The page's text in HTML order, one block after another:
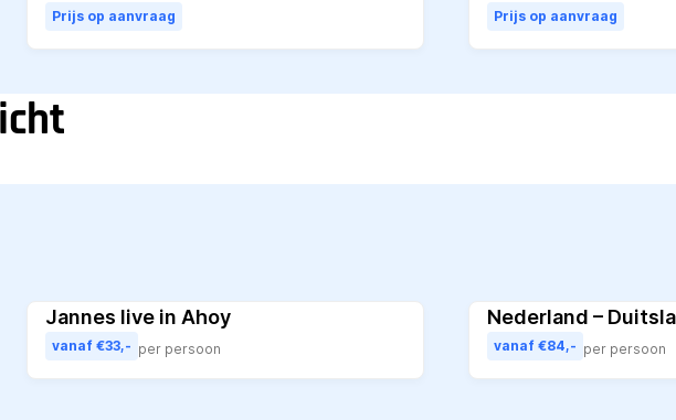
Prijs op aanvraag Prijs op aanvraag
Jannes live in Ahoy
vanaf €33,- per persoon
Nederland –
vanaf €84,- per persoon